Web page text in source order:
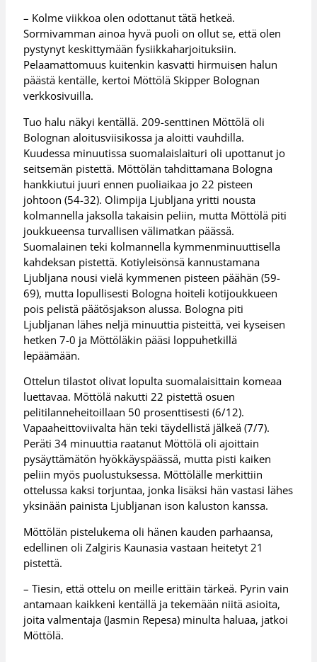
– Kolme viikkoa olen odottanut tätä hetkeä.
Sormivamman ainoa hyvä puoli on ollut se, että olen
pystynyt keskittymään fysiikkaharjoituksiin.
Pelaamattomuus kuitenkin kasvatti hirmuisen halun
päästä kentälle, kertoi Möttölä Skipper Bolognan
verkkosivuilla.
Tuo halu näkyi kentällä. 209-senttinen Möttölä oli
Bolognan aloitusviisikossa ja aloitti vauhdilla.
Kuudessa minuutissa suomalaislaituri oli upottanut jo
seitsemän pistettä. Möttölän tahdittamana Bologna
hankkiutui juuri ennen puoliaikaa jo 22 pisteen
johtoon (54-32). Olimpija Ljubljana yritti nousta
kolmannella jaksolla takaisin peliin, mutta Möttölä piti
joukkueensa turvallisen välimatkan päässä.
Suomalainen teki kolmannella kymmenminuuttisella
kahdeksan pistettä. Kotiyleisönsä kannustamana
Ljubljana nousi vielä kymmenen pisteen päähän (59-
69), mutta lopullisesti Bologna hoiteli kotijoukkueen
pois pelistä päätösjakson alussa. Bologna piti
Ljubljanan lähes neljä minuuttia pisteittä, vei kyseisen
hetken 7-0 ja Möttöläkin pääsi loppuhetkillä
lepäämään.
Ottelun tilastot olivat lopulta suomalaisittain komeaa
luettavaa. Möttölä nakutti 22 pistettä osuen
pelitilanneheitoillaan 50 prosenttisesti (6/12).
Vapaaheittoviivalta hän teki täydellistä jälkeä (7/7).
Peräti 34 minuuttia raatanut Möttölä oli ajoittain
pysäyttämätön hyökkäyspäässä, mutta pisti kaiken
peliin myös puolustuksessa. Möttölälle merkittiin
ottelussa kaksi torjuntaa, jonka lisäksi hän vastasi lähes
yksinään painista Ljubljanan ison kaluston kanssa.
Möttölän pistelukema oli hänen kauden parhaansa,
edellinen oli Zalgiris Kaunasia vastaan heitetyt 21
pistettä.
– Tiesin, että ottelu on meille erittäin tärkeä. Pyrin vain
antamaan kaikkeni kentällä ja tekemään niitä asioita,
joita valmentaja (Jasmin Repesa) minulta haluaa, jatkoi
Möttölä.